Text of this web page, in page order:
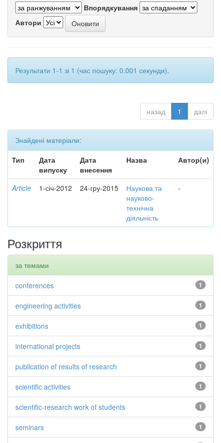
Впорядкування
Автори
Результати 1-1 зі 1 (час пошуку: 0.001 секунди).
назад 1 далі
Знайдені матеріали:
Тип
Дата
випуску
Дата
внесення
Назва Автор(и)
Article 1-січ-2012 24-гру-2015
Наукова та
науково-
технічна
діяльність
-
Розкриття
за темами
1
conferences
1
engineering activities
1
exhibitions
1
international projects
1
publication of results of research
1
scientific activities
1
scientific-research work of students
1
seminars